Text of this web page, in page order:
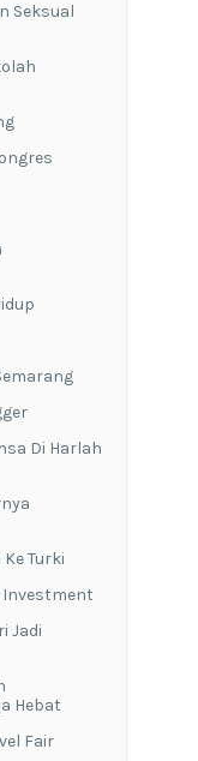
Seksual
Di Harlah
Turki
Investment
Jadi
Hebat
Fair